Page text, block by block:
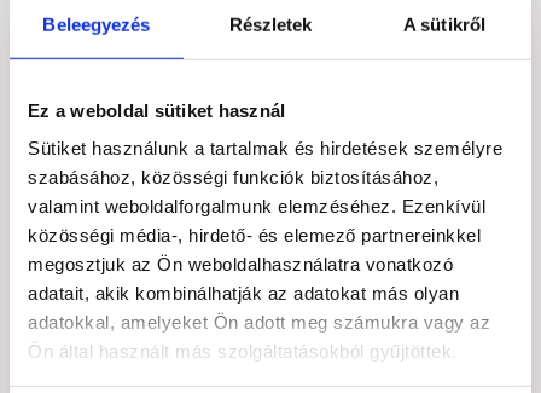
Beleegyezés Részletek A sütikről
Ez a weboldal sütiket használ
Sütiket használunk a tartalmak és hirdetések személyre
szabásához, közösségi funkciók biztosításához,
valamint weboldalforgalmunk elemzéséhez. Ezenkívül
közösségi média-, hirdető- és elemező partnereinkkel
megosztjuk az Ön weboldalhasználatra vonatkozó
adatait, akik kombinálhatják az adatokat más olyan
adatokkal, amelyeket Ön adott meg számukra vagy az
Ön által használt más szolgáltatásokból gyűjtöttek.
különleges ajándék lehet mindazok számára, akik
nyugalomra, harmóniára és tiszta kommunikációra
egyedivé tesz, így személyes és szívből jövő
meglepetés lehet.
♊ Melyik csillagjegyekhez kapcsolódik a kalcedon?
A kalcedon leginkább az Ikrek és a Rák
csillagjegyekhez kötődik, de harmonikusan hat a
Mérleg és a Halak jegy szülötteire is.
• Az Ikrek kommunikációját kiegyensúlyozza és